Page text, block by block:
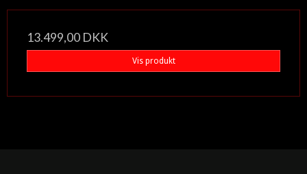
13.499,00 DKK
Vis produkt